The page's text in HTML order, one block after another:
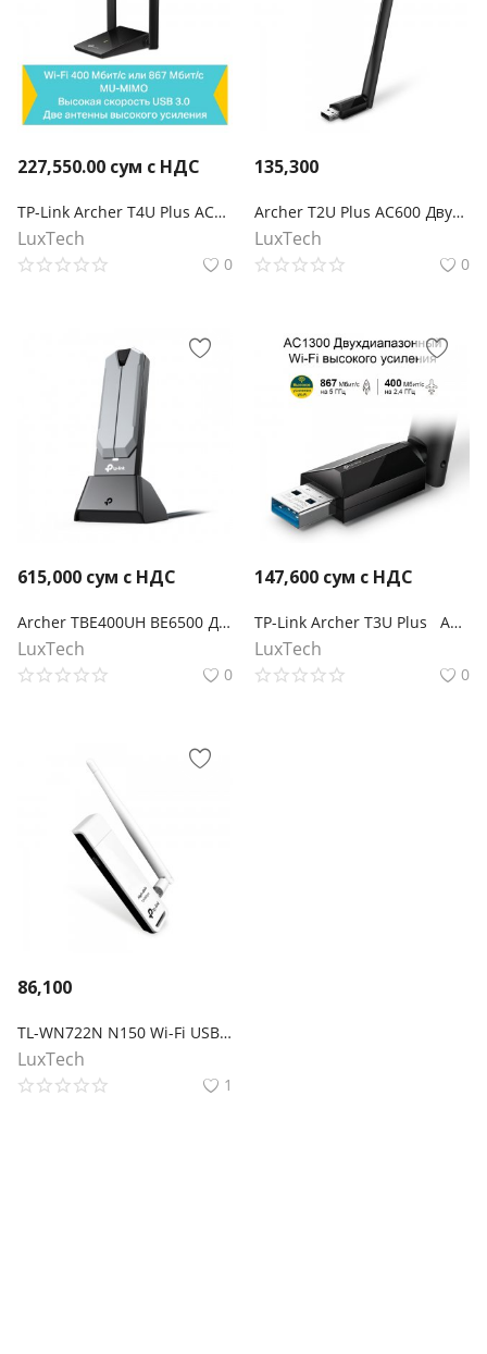
227,550.00 сум с НДС
TP-Link Archer T4U Plus AC1300 Wi-Fi USB‑адаптер высокого усиления с двумя антеннами
LuxTech
0
135,300
Archer T2U Plus AC600 Двухдиапазонный Wi‑Fi USB‑адаптер высокого усиления
LuxTech
0
615,000 сум с НДС
Archer TBE400UH BE6500 Двухдиапазонный беспроводной USB-адаптер высокого усиления Wi-Fi 7
LuxTech
0
147,600 сум с НДС
TP-Link Archer T3U Plus AC1300 Двухдиапазонный Wi‑Fi USB‑адаптер высокого усиления
LuxTech
0
86,100
TL-WN722N N150 Wi-Fi USB-адаптер высокого усиления
LuxTech
1